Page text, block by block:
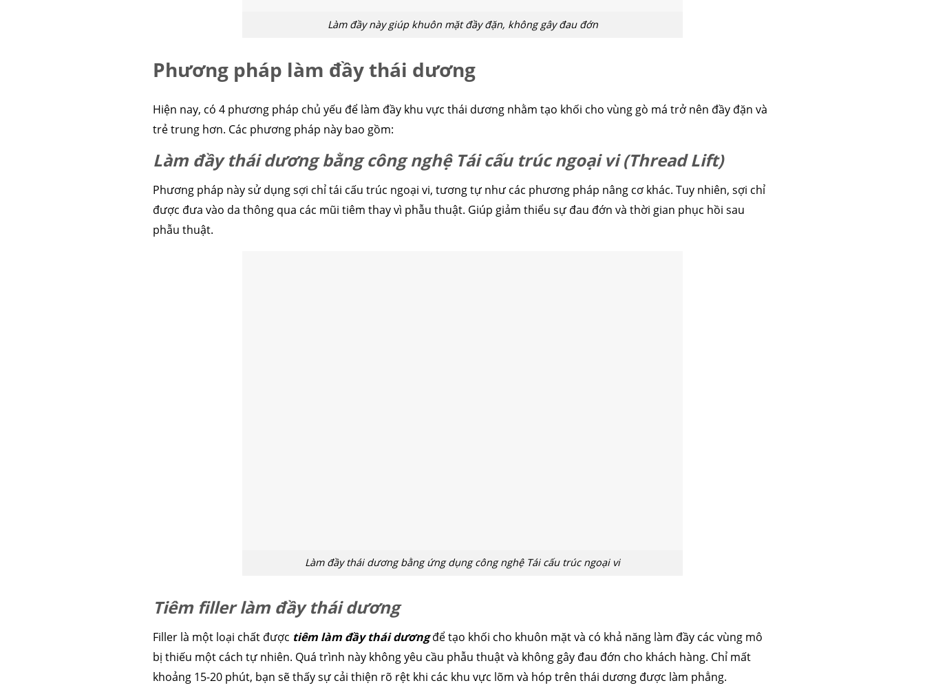
Làm đầy này giúp khuôn mặt đầy đặn, không gây đau đớn
Phương pháp làm đầy thái dương
Hiện nay, có 4 phương pháp chủ yếu để làm đầy khu vực thái dương nhằm tạo khối cho vùng gò má trở nên đầy đặn và
trẻ trung hơn. Các phương pháp này bao gồm:
Làm đầy thái dương bằng công nghệ Tái cấu trúc ngoại vi (Thread Lift)
Phương pháp này sử dụng sợi chỉ tái cấu trúc ngoại vi, tương tự như các phương pháp nâng cơ khác. Tuy nhiên, sợi chỉ
được đưa vào da thông qua các mũi tiêm thay vì phẫu thuật. Giúp giảm thiểu sự đau đớn và thời gian phục hồi sau
phẫu thuật.
Làm đầy thái dương bằng ứng dụng công nghệ Tái cấu trúc ngoại vi
Tiêm filler làm đầy thái dương
Filler là một loại chất được tiêm làm đầy thái dươngđể tạo khối cho khuôn mặt và có khả năng làm đầy các vùng mô
bị thiếu một cách tự nhiên. Quá trình này không yêu cầu phẫu thuật và không gây đau đớn cho khách hàng. Chỉ mất
khoảng 15-20 phút, bạn sẽ thấy sự cải thiện rõ rệt khi các khu vực lõm và hóp trên thái dương được làm phẳng.